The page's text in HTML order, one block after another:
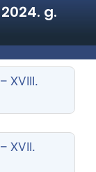
g.
XVIII.
XVII.